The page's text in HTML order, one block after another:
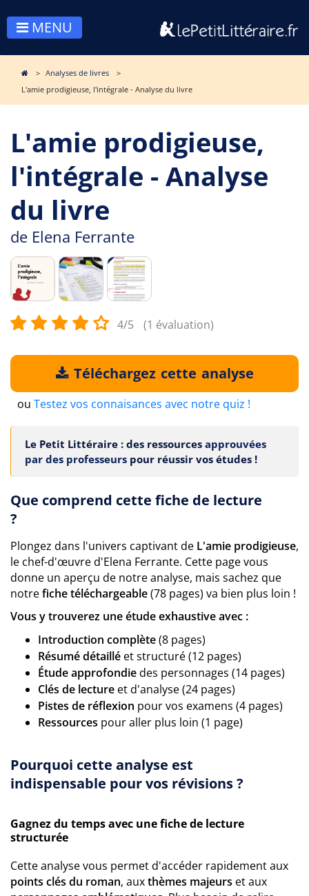
MENU
Analyses de livres
L'amie prodigieuse, l'intégrale - Analyse du livre
L'amie prodigieuse,
l'intégrale - Analyse
du livre
de Elena Ferrante
4/5 (1 évaluation)
Téléchargez cette analyse
ou Testez vos connaisances avec notre quiz !
Le Petit Littéraire : des ressources approuvées
par des professeurs pour réussir vos études !
Que comprend cette fiche de lecture
?
Plongez dans l'univers captivant de L'amie prodigieuse,
le chef-d'œuvre d'Elena Ferrante. Cette page vous
donne un aperçu de notre analyse, mais sachez que
notrefiche téléchargeable(78 pages) va bien plus loin !
Vous y trouverez une étude exhaustive avec :
Introduction complète(8 pages)
Résumé détaillé et structuré (12 pages)
Étude approfondiedes personnages (14 pages)
Clés de lecture et d'analyse (24 pages)
Pistes de réflexion pour vos examens (4 pages)
Ressources pour aller plus loin (1 page)
Pourquoi cette analyse est
indispensable pour vos révisions ?
Gagnez du temps avec une fiche de lecture
structurée
Cette analyse vous permet d'accéder rapidement aux
points clés du roman, auxthèmes majeurs et aux